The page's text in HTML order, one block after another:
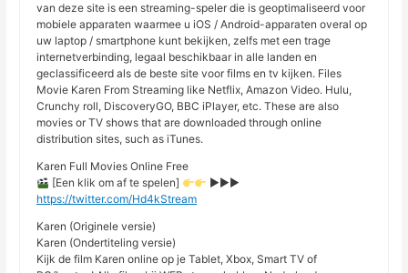
van deze site is een streaming-speler die is geoptimaliseerd voor
mobiele apparaten waarmee u iOS / Android-apparaten overal op
uw laptop / smartphone kunt bekijken, zelfs met een trage
internetverbinding, legaal beschikbaar in alle landen en
geclassificeerd als de beste site voor films en tv kijken. Files
Movie Karen From Streaming like Netflix, Amazon Video. Hulu,
Crunchy roll, DiscoveryGO, BBC iPlayer, etc. These are also
movies or TV shows that are downloaded through online
distribution sites, such as iTunes.
Karen Full Movies Online Free
[Een klik om af te spelen]
►►►
https://twitter.com/Hd4kStream
Karen (Originele versie)
Karen (Ondertiteling versie)
Kijk de film Karen online op je Tablet, Xbox, Smart TV of